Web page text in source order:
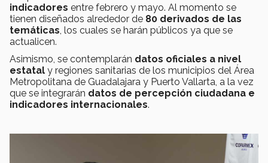
indicadores entre febrero y mayo. Al momento se
tienen diseñados alrededor de 80 derivados de las
temáticas, los cuales se harán públicos ya que se
actualicen.
Asimismo, se contemplarán datos oficiales a nivel
estatal y regiones sanitarias de los municipios del Área
Metropolitana de Guadalajara y Puerto Vallarta, a la vez
que se integrarán datos de percepción ciudadana e
indicadores internacionales.